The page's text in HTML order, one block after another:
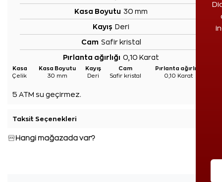
Kasa Boyutu 30 mm
Kayış Deri
Cam Safir kristal
Pırlanta ağırlığı 0,10 Karat
Kasa Kasa Boyutu Kayış Cam Pırlanta ağırlığı
Çelik 30 mm Deri Safir kristal 0,10 Karat
5 ATM su geçirmez.
Taksit Seçenekleri
Hangi mağazada var?